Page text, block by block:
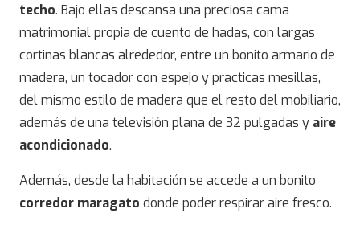
techo. Bajo ellas descansa una preciosa cama
matrimonial propia de cuento de hadas, con largas
cortinas blancas alrededor, entre un bonito armario de
madera, un tocador con espejo y practicas mesillas,
del mismo estilo de madera que el resto del mobiliario,
además de una televisión plana de 32 pulgadas y aire
acondicionado.
Además, desde la habitación se accede a un bonito
corredor maragato donde poder respirar aire fresco.